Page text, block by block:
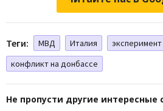
Теги: МВД Италия эксперимент
конфликт на донбассе
Не пропусти другие